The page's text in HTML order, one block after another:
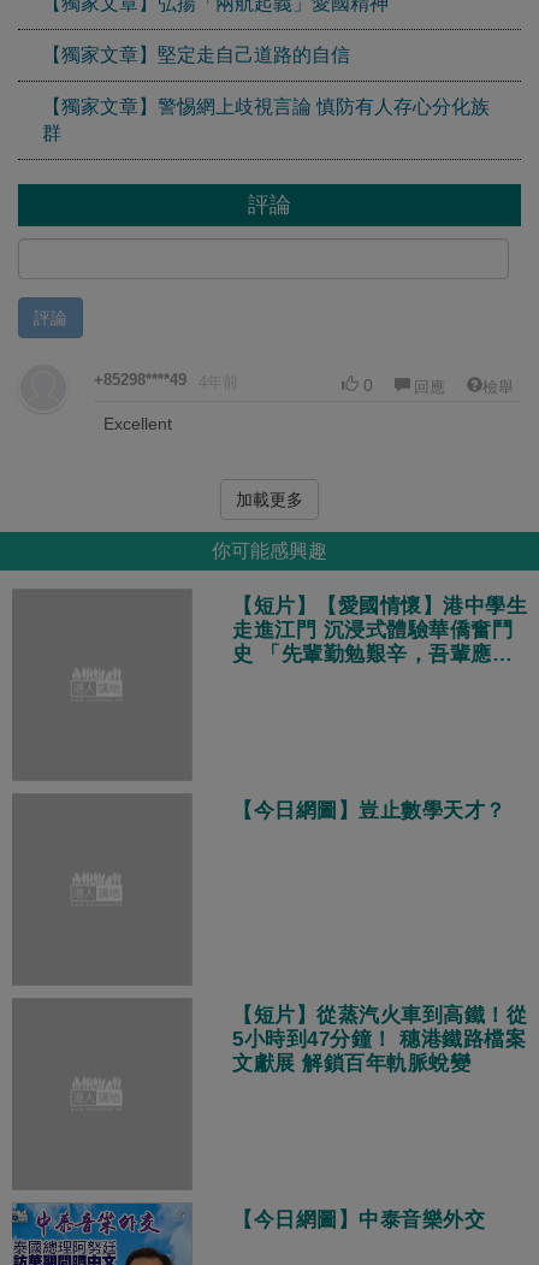
【獨家文章】堅定走自己道路的自信
【獨家文章】警惕網上歧視言論 慎防有人存心分化族
群
評論
評論
+85298****49 4年前 0 回應 檢舉
Excellent
加載更多
你可能感興趣
【短片】【愛國情懷】港中學生
走進江門 沉浸式體驗華僑奮鬥
史 「先輩勤勉艱辛，吾輩應為
【今日網圖】豈止數學天才？
【短片】從蒸汽火車到高鐵！從
5小時到47分鐘！ 穗港鐵路檔案
文獻展 解鎖百年軌脈蛻變
【今日網圖】中泰音樂外交